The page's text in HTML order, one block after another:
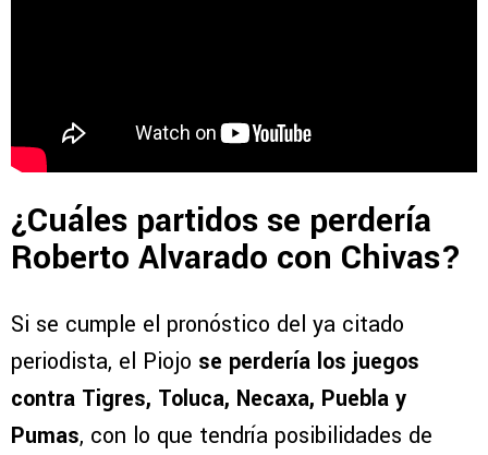
¿Cuáles partidos se perdería
Roberto Alvarado con Chivas?
Si se cumple el pronóstico del ya citado
periodista, el Piojo se perdería los juegos
contra Tigres, Toluca, Necaxa, Puebla y
Pumas, con lo que tendría posibilidades de